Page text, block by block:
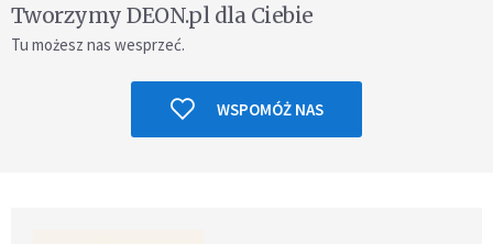
Tworzymy DEON.pl dla Ciebie
Tu możesz nas wesprzeć.
WSPOMÓŻ NAS